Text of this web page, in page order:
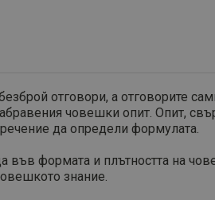
отговори, а отговорите
човешки опит. Опит,
да определи формулата.
във формата и плътността на
знание.